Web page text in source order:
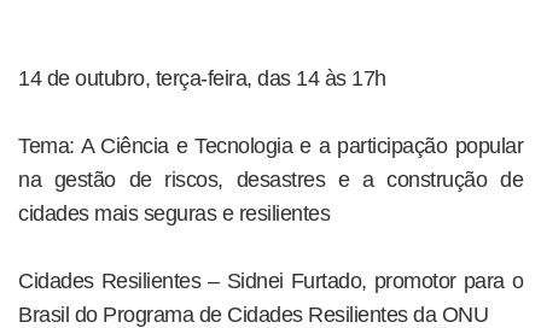
14 de outubro, terça-feira, das 14 às 17h
Tema: A Ciência e Tecnologia e a participação popular
na gestão de riscos, desastres e a construção de
cidades mais seguras e resilientes
Cidades Resilientes – Sidnei Furtado, promotor para o
Brasil do Programa de Cidades Resilientes da ONU